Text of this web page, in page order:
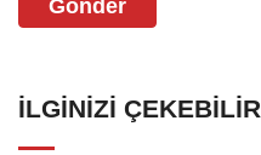
Gönder
İLGINIZI ÇEKEBILIR